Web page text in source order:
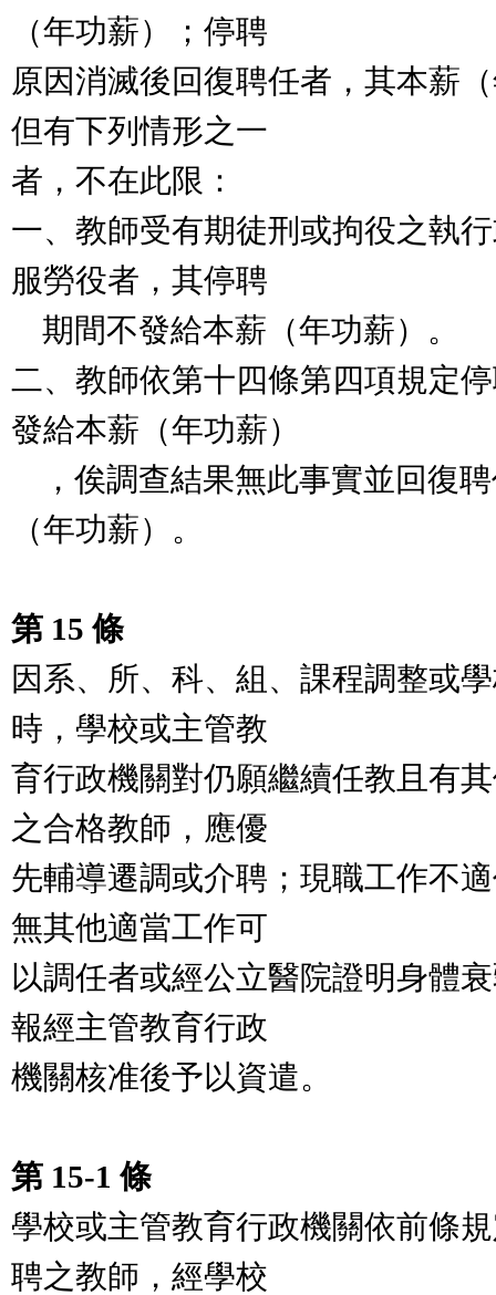
（年功薪）；停聘
原因消滅後回復聘任者，其本薪
但有下列情形之一
者，不在此限：
一、教師受有期徒刑或拘役之執
服勞役者，其停聘
期間不發給本薪（年功薪）。
二、教師依第十四條第四項規定
發給本薪（年功薪）
，俟調查結果無此事實並回復
（年功薪）。
第 15 條
因系、所、科、組、課程調整或
時，學校或主管教
育行政機關對仍願繼續任教且有
之合格教師，應優
先輔導遷調或介聘；現職工作不
無其他適當工作可
以調任者或經公立醫院證明身體
報經主管教育行政
機關核准後予以資遣。
第 15-1 條
學校或主管教育行政機關依前條
聘之教師，經學校